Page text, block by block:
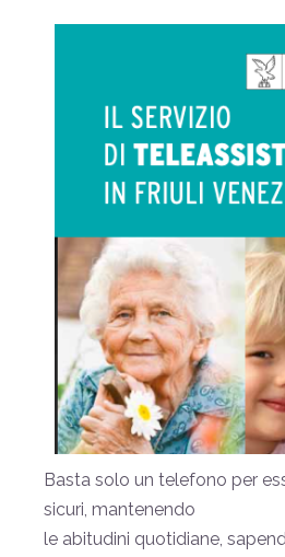
Basta solo un telefono per
sicuri, mantenendo
le abitudini quotidiane,